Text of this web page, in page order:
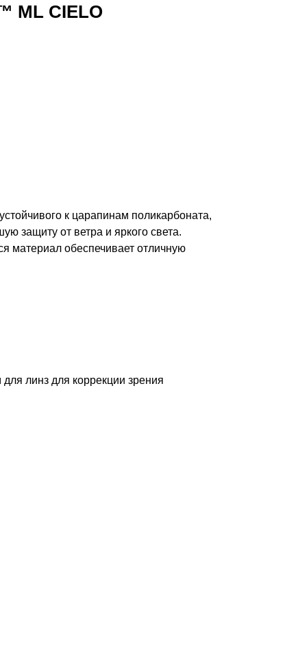
ML CIELO
к царапинам поликарбоната,
защиту от ветра и яркого света.
материал обеспечивает отличную
линз для коррекции зрения